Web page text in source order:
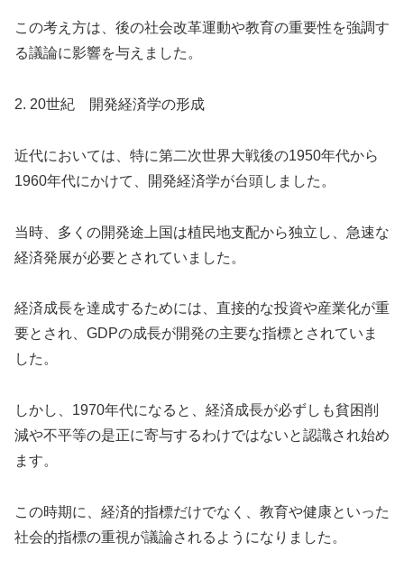
この考え方は、後の社会改革運動や教育の重要性を強調す
る議論に影響を与えました。
2. 20世紀 開発経済学の形成
近代においては、特に第二次世界大戦後の1950年代から
1960年代にかけて、開発経済学が台頭しました。
当時、多くの開発途上国は植民地支配から独立し、急速な
経済発展が必要とされていました。
経済成長を達成するためには、直接的な投資や産業化が重
要とされ、GDPの成長が開発の主要な指標とされていま
した。
しかし、1970年代になると、経済成長が必ずしも貧困削
減や不平等の是正に寄与するわけではないと認識され始め
ます。
この時期に、経済的指標だけでなく、教育や健康といった
社会的指標の重視が議論されるようになりました。